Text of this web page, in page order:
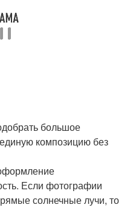
большое
композицию без
Если фотографии
солнечные лучи, то